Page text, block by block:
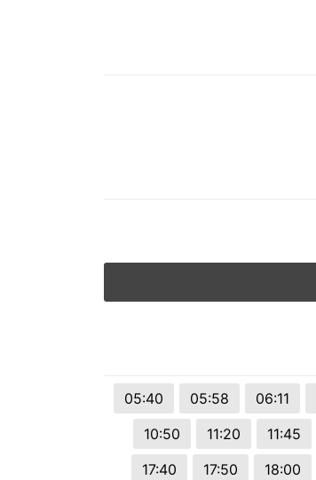
05:40 05:58 06:11
10:50
11:20 11:45
17:40
17:50 18:00